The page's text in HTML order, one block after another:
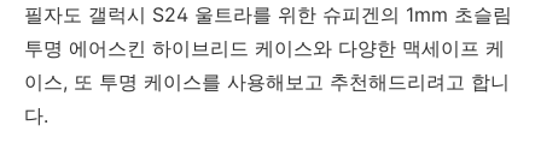
필자도 갤럭시 S24 울트라를 위한 슈피겐의 1mm 초슬림
투명 에어스킨 하이브리드 케이스와 다양한 맥세이프 케
이스, 또 투명 케이스를 사용해보고 추천해드리려고 합니
다.